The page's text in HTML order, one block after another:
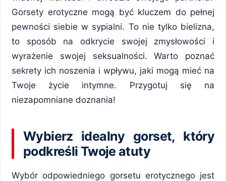
Gorsety erotyczne mogą być kluczem do pełnej
pewności siebie w sypialni. To nie tylko bielizna,
to sposób na odkrycie swojej zmysłowości i
wyrażenie swojej seksualności. Warto poznać
sekrety ich noszenia i wpływu, jaki mogą mieć na
Twoje życie intymne. Przygotuj się na
niezapomniane doznania!
Wybierz idealny gorset, który
podkreśli Twoje atuty
Wybór odpowiedniego gorsetu erotycznego jest